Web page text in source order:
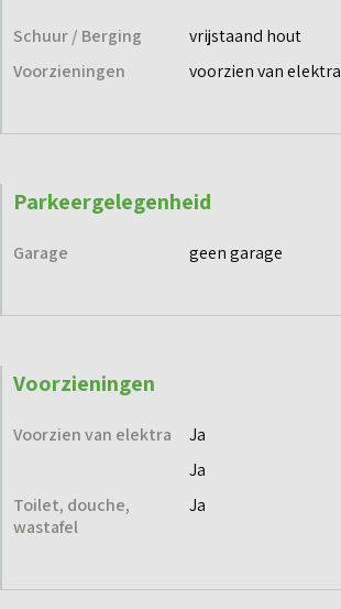
Schuur / Berging
vrijstaand hout
Voorzieningen
voorzien van elektra
Parkeergelegenheid
Garage geen garage
Voorzieningen
Voorzien van elektra
Ja
Ja
Toilet, douche,
wastafel
Ja